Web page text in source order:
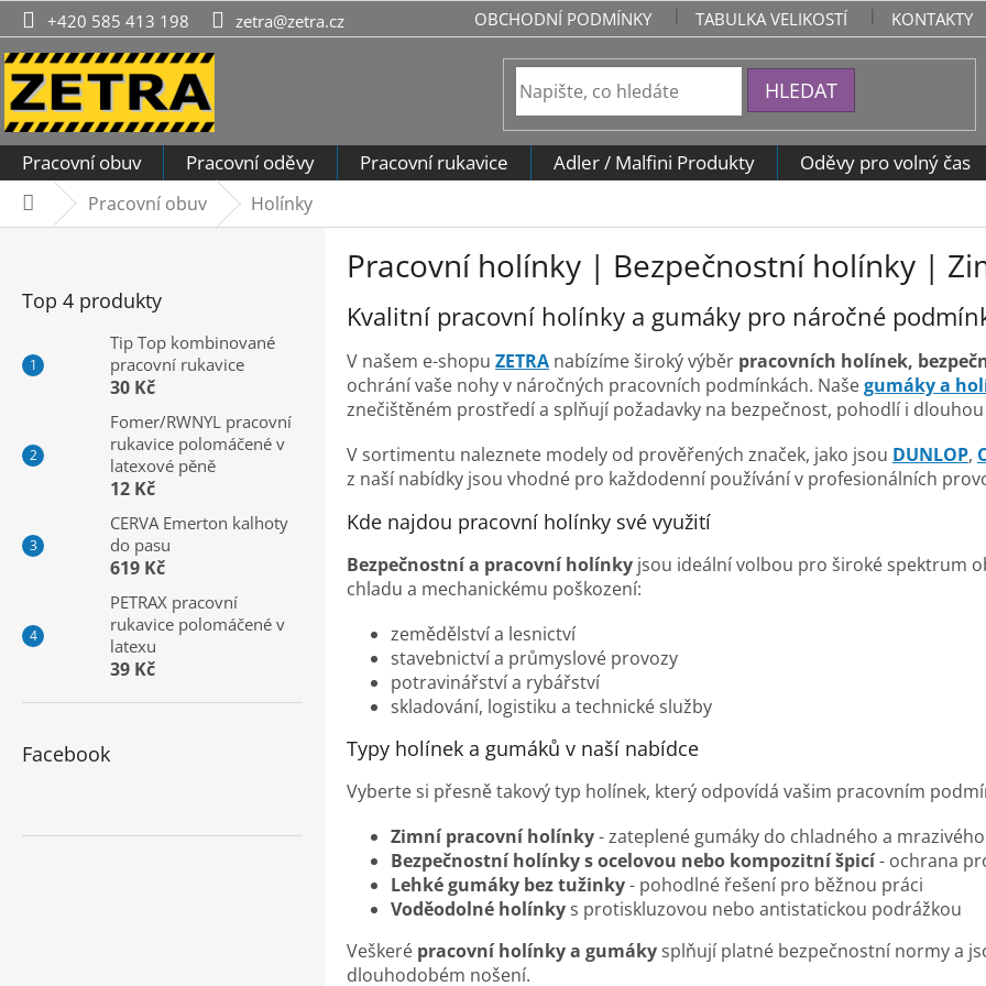
Přejít
na
obsah
+420 585 413 198 zetra@zetra.cz OBCHODNÍ PODMÍNKY TABULKA VELIKOSTÍ KONTAKTY
HLEDAT
Pracovní obuv Pracovní oděvy Pracovní rukavice Adler / Malfini Produkty Oděvy pro volný čas
DomůPracovní obuv Holínky
Top 4 produkty
Tip Top kombinované
pracovní rukavice
30 Kč
Fomer/RWNYL pracovní
rukavice polomáčené v
latexové pěně
12 Kč
CERVA Emerton kalhoty
do pasu
619 Kč
PETRAX pracovní
rukavice polomáčené v
latexu
39 Kč
Facebook
Pracovní holínky | Bezpečnostní holínky |
Kvalitní pracovní holínky a gumáky pro náročné
V našem e-shopu ZETRA nabízíme široký výběr pracovních holínek,
ochrání vaše nohy v náročných pracovních podmínkách. Našegumáky a
znečištěném prostředí a splňují požadavky na bezpečnost, pohodlí i
V sortimentu naleznete modely od prověřených značek, jako jsou DUNLOP,
z naší nabídky jsou vhodné pro každodenní používání v profesionálních
Kde najdou pracovní holínky své využití
Bezpečnostní a pracovní holínky jsou ideální volbou pro široké spektrum
chladu a mechanickému poškození:
zemědělství a lesnictví
stavebnictví a průmyslové provozy
potravinářství a rybářství
skladování, logistiku a technické služby
Typy holínek a gumáků v naší nabídce
Vyberte si přesně takový typ holínek, který odpovídá vašim pracovním
Zimní pracovní holínky- zateplené gumáky do chladného a
Bezpečnostní holínky s ocelovou nebo kompozitní špicí- ochrana
Lehké gumáky bez tužinky- pohodlné řešení pro běžnou práci
Voděodolné holínky s protiskluzovou nebo antistatickou podrážkou
Veškeré pracovní holínky a gumáky splňují platné bezpečnostní normy a
dlouhodobém nošení.